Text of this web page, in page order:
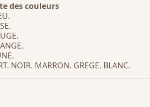
descouleurs
NOIR. MARRON. GREGE. BLANC.